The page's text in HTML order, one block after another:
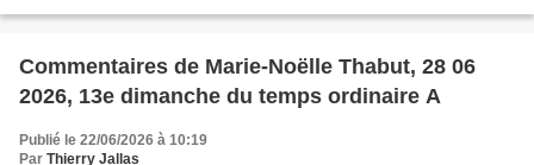
Commentaires de Marie-Noëlle Thabut, 28 06
2026, 13e dimanche du temps ordinaire A
Publié le 22/06/2026 à 10:19
Par Thierry Jallas